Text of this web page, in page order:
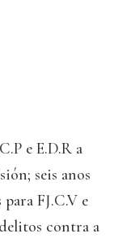
e E.D.R a
seis anos
FJ.C.V e
contra a